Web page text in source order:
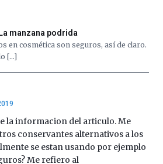
manzana podrida
en cosmética son seguros, así de claro.
[…]
la informacion del articulo. Me
conservantes alternativos a los
se estan usando por ejemplo
Me refiero al